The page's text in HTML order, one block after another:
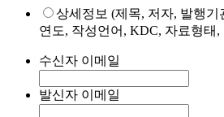
상세정보 (제목, 저자, 발행기
연도, 작성언어, KDC, 자료형태
수신자 이메일
발신자 이메일